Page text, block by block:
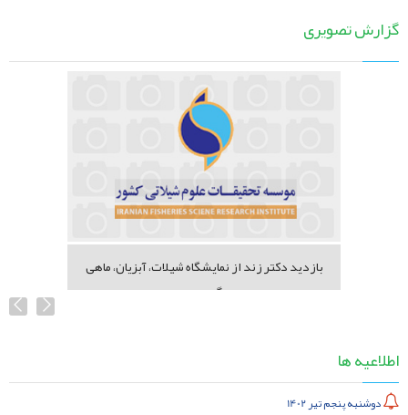
گزارش تصویری
بازدید دکتر زند از نمایشگاه شیلات، آبزیان، ماهی
گیری...
اطلاعیه ها
دوشنبه پنجم تیر 1402